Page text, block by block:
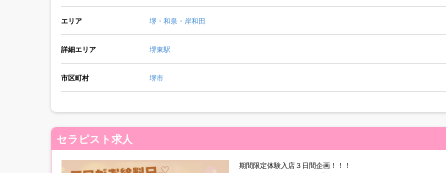
エリア 堺・和泉・岸和田
詳細エリア 堺東駅
市区町村 堺市
セラピスト求人
期間限定体験入店３日間企画！！！